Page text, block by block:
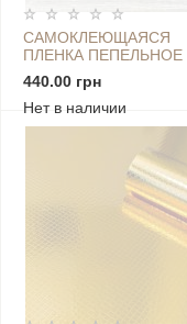
САМОКЛЕЮЩАЯСЯ
ПЛЕНКА ПЕПЕЛЬНОЕ
ДЕРЕВО 0,45Х10М SW-
00001905
440.00 грн
Нет в наличии